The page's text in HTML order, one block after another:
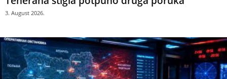
3. August 2026.